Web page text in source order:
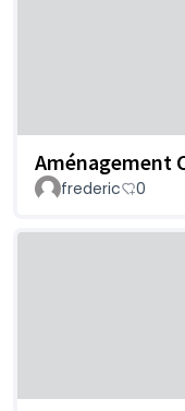
Aménagement
frederic 0